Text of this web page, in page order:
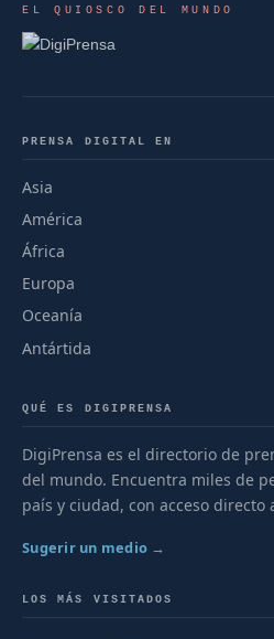
EL QUIOSCO DEL MUNDO
PRENSA DIGITAL EN
Asia
América
África
Europa
Oceanía
Antártida
QUÉ ES DIGIPRENSA
DigiPrensa es el directorio de
del mundo. Encuentra miles de
país y ciudad, con acceso directo
Sugerir un medio →
LOS MÁS VISITADOS